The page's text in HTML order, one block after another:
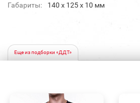
Габариты: 140 х 125 х 10 мм
Еще из подборки «ДДТ»